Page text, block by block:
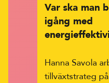
Var ska man
igång med
Hanna Savola
tillväxtstrateg